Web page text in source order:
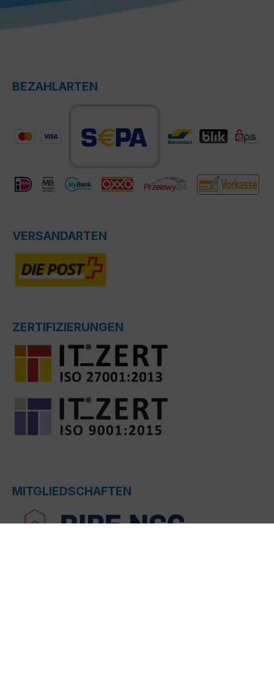
BEZAHLARTEN
VERSANDARTEN
ZERTIFIZIERUNGEN
MITGLIEDSCHAFTEN